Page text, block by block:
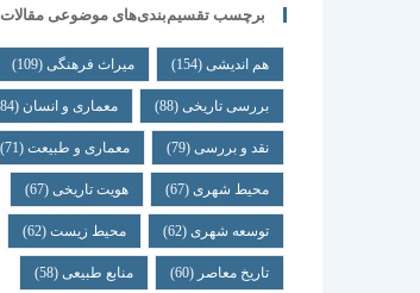
برچسب تقسیم‌بندی‌های موضوعی مقالات
هم اندیشی(154) میراث فرهنگی(109)
بررسی تاریخی(88) معماری و انسان (84)
نقد و بررسی(79) معماری و طبیعت(71)
محیط شهری(67) هویت تاریخی(67)
توسعه شهری(62) محیط زیست(62)
تاریخ معاصر (60) منابع طبیعی(58)